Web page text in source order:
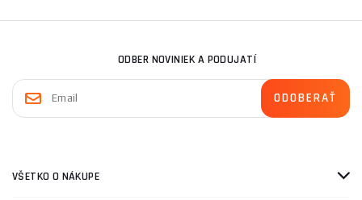
ODBER NOVINIEK A PODUJATÍ
VŠETKO O NÁKUPE